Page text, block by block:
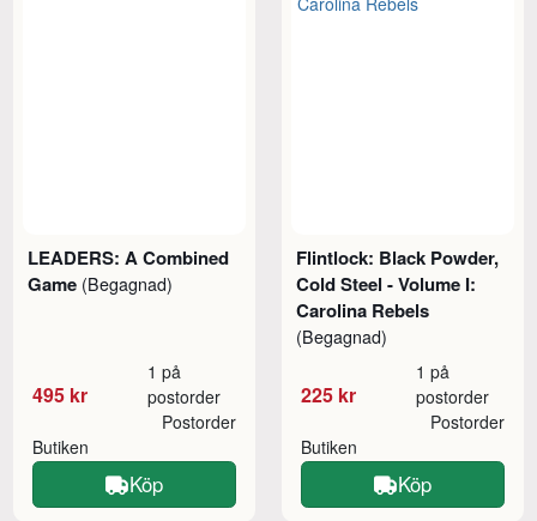
LEADERS: A Combined
Game (Begagnad)
495 kr
1 på
postorder
Butiken
Postorder
Köp
Flintlock: Black Powder,
Cold Steel - Volume I:
Carolina Rebels
(Begagnad)
225 kr
1 på
postorder
Butiken
Postorder
Köp